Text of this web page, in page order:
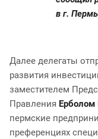
в г.
Далее делегаты
развития
заместителем
Правления
пермские
преференциях